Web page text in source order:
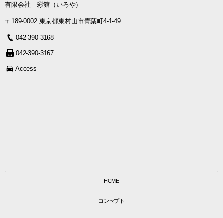
有限会社 彩館（いろや）
〒189-0002 東京都東村山市青葉町4-1-49
042-390-3168
042-390-3167
Access
HOME
コンセプト